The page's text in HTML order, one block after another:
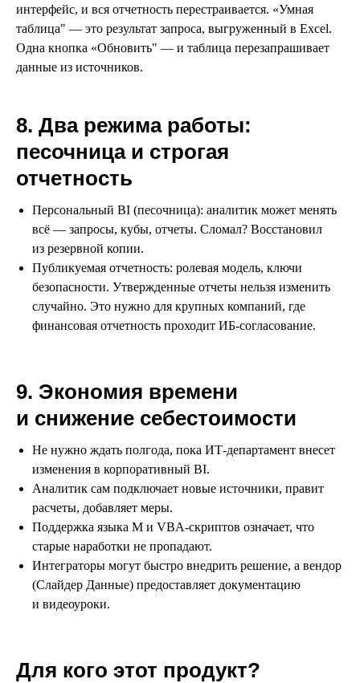
интерфейс, и вся отчетность перестраивается. «Умная
таблица" — это результат запроса, выгруженный в Excel.
Одна кнопка «Обновить" — и таблица перезапрашивает
данные из источников.
8. Два режима работы:
песочница и строгая
отчетность
Персональный BI (песочница): аналитик может менять
всё — запросы, кубы, отчеты. Сломал? Восстановил
из резервной копии.
Публикуемая отчетность: ролевая модель, ключи
безопасности. Утвержденные отчеты нельзя изменить
случайно. Это нужно для крупных компаний, где
финансовая отчетность проходит ИБ-согласование.
9. Экономия времени
и снижение себестоимости
Не нужно ждать полгода, пока ИТ-департамент внесет
изменения в корпоративный BI.
Аналитик сам подключает новые источники, правит
расчеты, добавляет меры.
Поддержка языка M и VBA-скриптов означает, что
старые наработки не пропадают.
Интеграторы могут быстро внедрить решение, а вендор
(Слайдер Данные) предоставляет документацию
и видеоуроки.
Для кого этот продукт?